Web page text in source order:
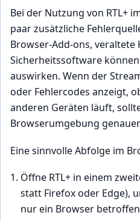
Bei der Nutzung von RTL+
paar zusätzliche
Browser-Add-ons,
Sicherheitssoftware
auswirken. Wenn der
oder Fehlercodes anzeigt,
anderen Geräten läuft,
Browserumgebung
Eine sinnvolle Abfolge im
Öffne RTL+ in einem
statt Firefox oder Edge),
nur ein Browser